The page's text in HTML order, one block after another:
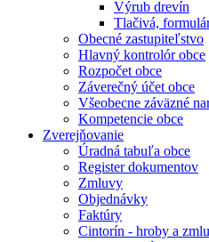
Výrub drevín
Tlačivá,
Obecné zastupiteľstvo
Hlavný kontrolór obce
Rozpočet obce
Záverečný účet obce
Všeobecne záväzné
Kompetencie obce
Zverejňovanie
Úradná tabuľa obce
Register dokumentov
Zmluvy
Objednávky
Faktúry
Cintorín - hroby a